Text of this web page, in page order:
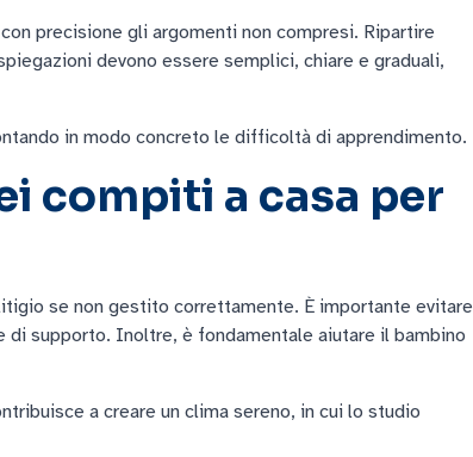
precisione gli argomenti non compresi. Ripartire
devono essere semplici, chiare e graduali,
in modo concreto le difficoltà di apprendimento.
compiti a casa per
se non gestito correttamente. È importante evitare
supporto. Inoltre, è fondamentale aiutare il bambino
a creare un clima sereno, in cui lo studio